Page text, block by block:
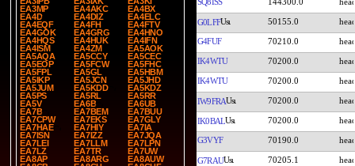
EA3MP
EA4AKC
EA4BX
EA4D
EA4DIZ
EA4ELC
EA4EQF
EA4FH
EA4FTV
EA4GOK
EA4GRG
EA4HNO
EA4HQS
EA4HUK
EA4IFN
EA4ISM
EA4ZM
EA5AOK
EA5AQA
EA5CCY
EA5CEC
EA5EOP
EA5FCW
EA5FHC
EA5FPL
EA5GL
EA5HBM
EA5IKP
EA5JCN
EA5JHD
EA5JUM
EA5KDD
EA5KDZ
EA5PS
EA5RL
EA5RR
EA5V
EA6B
EA6UB
EA7B
EA7BEM
EA7BUU
EA7CPW
EA7EKS
EA7GLY
EA7HAE
EA7HIY
EA7IA
EA7ISN
EA7IZZ
EA7JQA
EA7LEI
EA7LLM
EA7LPN
EA7LZ
EA7TR
EA7UW
EA8AP
EA8ARG
EA8AUW
G0LFF 50155.0
G4FUF 70210.0
IK4WTU 70200.0
IK4WTU 70200.0
IW9FRA 70200.0
IK0BAL 70200.0
G3VYF 70190.0
G7RAU 70205.1